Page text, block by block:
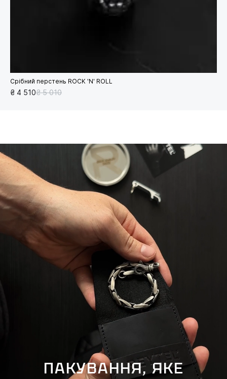
Срібний перстень ROCK 'N' ROLL
₴ 4 510₴ 5 010
ПАКУВАННЯ, ЯКЕ